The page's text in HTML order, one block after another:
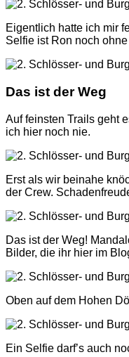
Eigentlich hatte ich mir
Selfie ist Ron noch
Das ist der Weg
Auf feinsten Trails geht
ich hier noch nie.
Erst als wir beinahe
der Crew.
Das ist der Weg!
Bilder, die ihr hier im
Oben auf dem Hohen
Ein Selfie darf’s auch